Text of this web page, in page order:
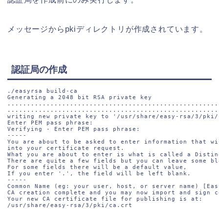
メッセージからpkiディレクトリが作成されています。
認証局の作成
./easyrsa build-ca
Generating a 2048 bit RSA private key
writing new private key to '/usr/share/easy-rsa/3/pki/
Enter PEM pass phrase:
Verifying - Enter PEM pass phrase:
-----
You are about to be asked to enter information that
into your certificate request.
What you are about to enter is what is called a
There are quite a few fields but you can leave some
For some fields there will be a default value,
If you enter '.', the field will be left blank.
-----
Common Name (eg: your user, host, or server name)
CA creation complete and you may now import and sign
Your new CA certificate file for publishing is at:
/usr/share/easy-rsa/3/pki/ca.crt